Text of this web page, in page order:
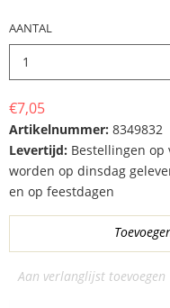
AANTAL
€7,05
Artikelnummer: 8349832
Levertijd: Bestellingen op
worden op dinsdag
en op feestdagen
Aan verlanglijst toevoegen